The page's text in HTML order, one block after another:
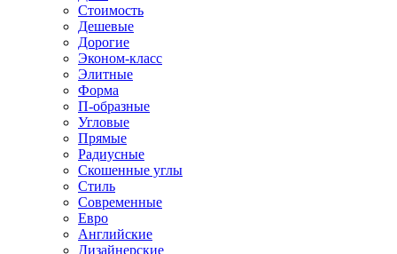
Стоимость
Дешевые
Дорогие
Эконом-класс
Элитные
Форма
П-образные
Угловые
Прямые
Радиусные
Скошенные углы
Стиль
Современные
Евро
Английские
Дизайнерские